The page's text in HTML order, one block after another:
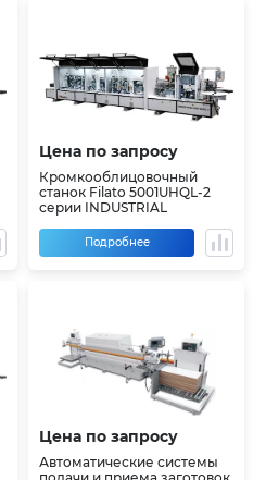
Цена по запросу
Кромкооблицовочный
станок Filato 5001UHQL-2
серии INDUSTRIAL
Подробнее
Цена по запросу
Автоматические системы